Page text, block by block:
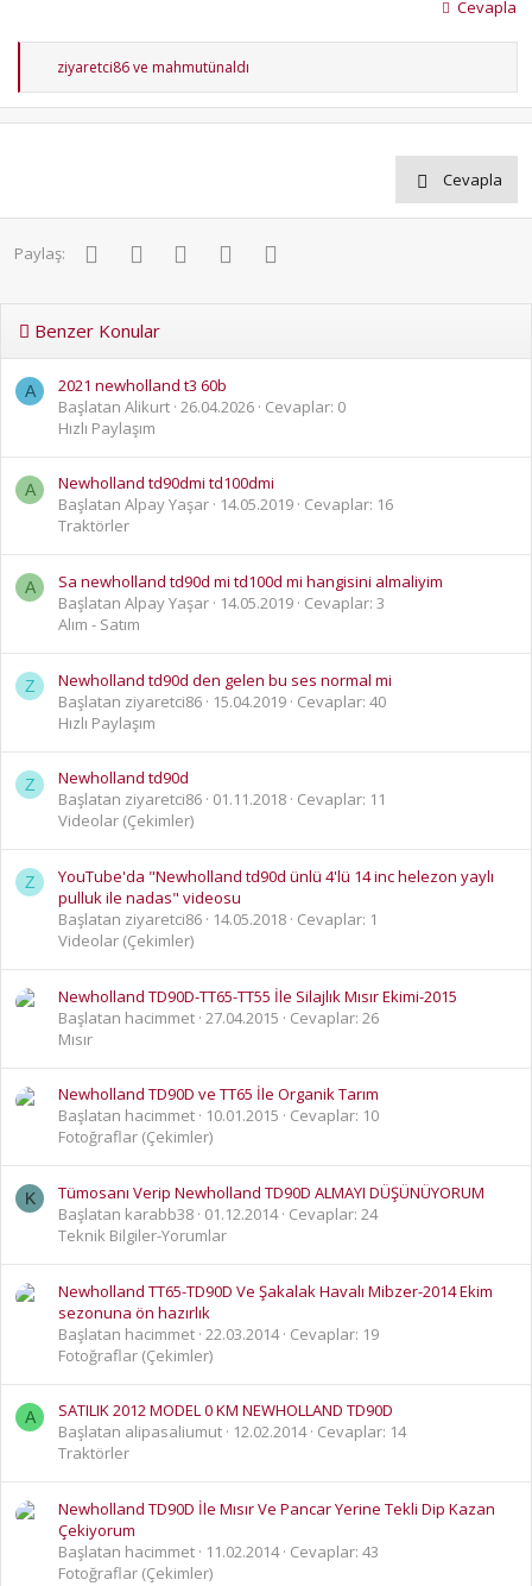
Cevapla
T
p
k
:
ziyaretci86ve mahmutünaldı
Cevapla
Paylaş: FacebookTwitter PinterestWhatsApp
Benzer Konular
A
2021 newholland t3 60b
Başlatan Alikurt 26.04.2026 Cevaplar: 0
Hızlı Paylaşım
A
Newholland td90dmi td100dmi
Başlatan Alpay Yaşar
14.05.2019 Cevaplar: 16
Traktörler
A
Sa newholland td90d mi td100d mi hangisini almaliyim
Başlatan Alpay Yaşar
14.05.2019 Cevaplar: 3
Alım - Satım
Z
Newholland td90d den gelen bu ses normal mi
Başlatan ziyaretci86
15.04.2019 Cevaplar: 40
Hızlı Paylaşım
Z
Newholland td90d
Başlatan ziyaretci86 01.11.2018 Cevaplar: 11
Videolar (Çekimler)
Z
YouTube'da "Newholland td90d ünlü 4'lü 14 inc helezon yaylı
pulluk ile nadas" videosu
Başlatan ziyaretci86
14.05.2018 Cevaplar: 1
Videolar (Çekimler)
Newholland TD90D-TT65-TT55 İle Silajlık Mısır Ekimi-2015
Başlatan hacimmet 27.04.2015
Cevaplar: 26
Mısır
Newholland TD90D ve TT65 İle Organik Tarım
Başlatan hacimmet
10.01.2015
Cevaplar: 10
Fotoğraflar (Çekimler)
K
Tümosanı Verip Newholland TD90D ALMAYI DÜŞÜNÜYORUM
Başlatan karabb38 01.12.2014 Cevaplar: 24
Teknik Bilgiler-Yorumlar
Newholland TT65-TD90D Ve Şakalak Havalı Mibzer-2014 Ekim
sezonuna ön hazırlık
Başlatan hacimmet 22.03.2014 Cevaplar: 19
Fotoğraflar (Çekimler)
A
SATILIK 2012 MODEL 0 KM NEWHOLLAND TD90D
Başlatan alipasaliumut
12.02.2014 Cevaplar: 14
Traktörler
Newholland TD90D İle Mısır Ve Pancar Yerine Tekli Dip Kazan
Çekiyorum
Başlatan hacimmet
11.02.2014 Cevaplar: 43
Fotoğraflar (Çekimler)